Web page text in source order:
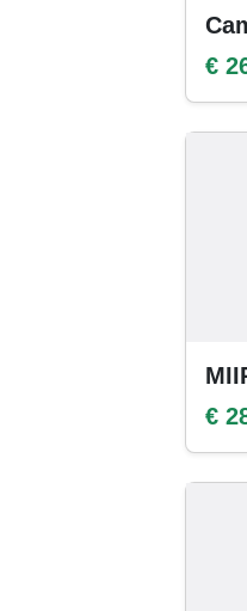
€
€